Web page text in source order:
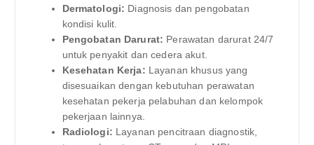
Dermatologi: Diagnosis dan pengobatan
kondisi kulit.
Pengobatan Darurat: Perawatan darurat 24/7
untuk penyakit dan cedera akut.
Kesehatan Kerja: Layanan khusus yang
disesuaikan dengan kebutuhan perawatan
kesehatan pekerja pelabuhan dan kelompok
pekerjaan lainnya.
Radiologi: Layanan pencitraan diagnostik,